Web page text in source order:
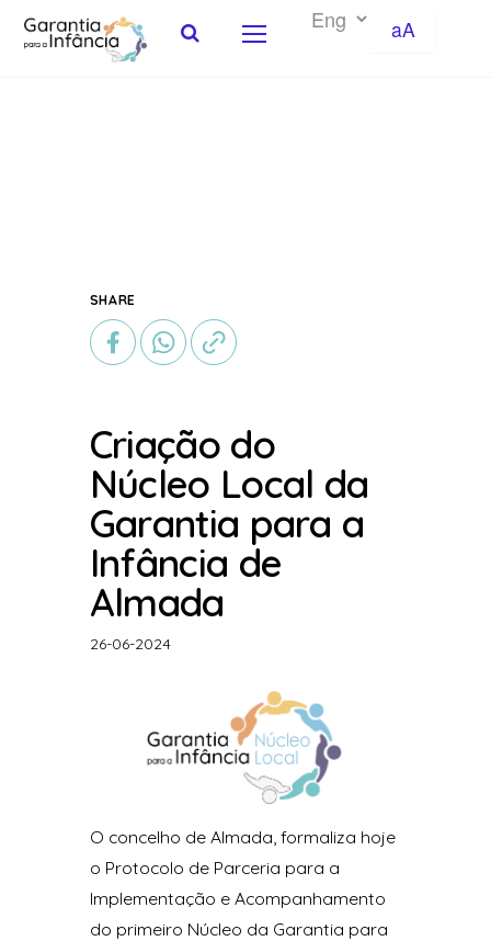
aA
SHARE
Criação do
Núcleo Local da
Garantia para a
Infância de
Almada
26-06-2024
O concelho de Almada, formaliza hoje
o Protocolo de Parceria para a
Implementação e Acompanhamento
do primeiro Núcleo da Garantia para